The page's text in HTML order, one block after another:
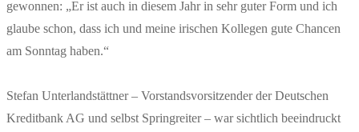
gewonnen: „Er ist auch in diesem Jahr in sehr guter Form und ich
glaube schon, dass ich und meine irischen Kollegen gute Chancen
am Sonntag haben.“
Stefan Unterlandstättner – Vorstandsvorsitzender der Deutschen
Kreditbank AG und selbst Springreiter – war sichtlich beeindruckt